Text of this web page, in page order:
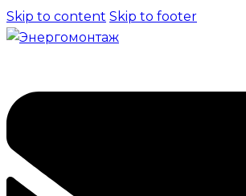
Skip to content Skip to footer